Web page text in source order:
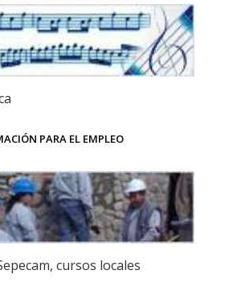
PARA EL EMPLEO
cursos locales